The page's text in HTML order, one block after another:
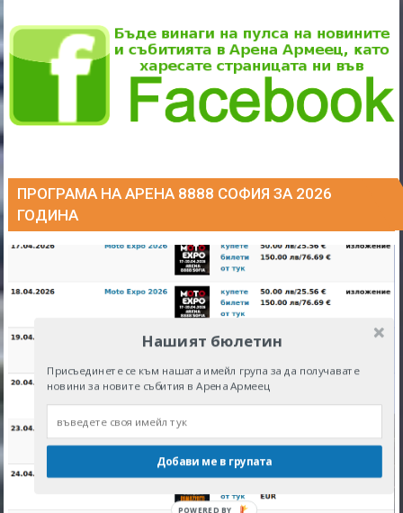
ПРОГРАМА НА АРЕНА 8888 СОФИЯ ЗА 2026
ГОДИНА
Нашият бюлетин
Присъединете се към нашата имейл група за да получавате
новини за новите събития в Арена Армеец
Добави ме в групата